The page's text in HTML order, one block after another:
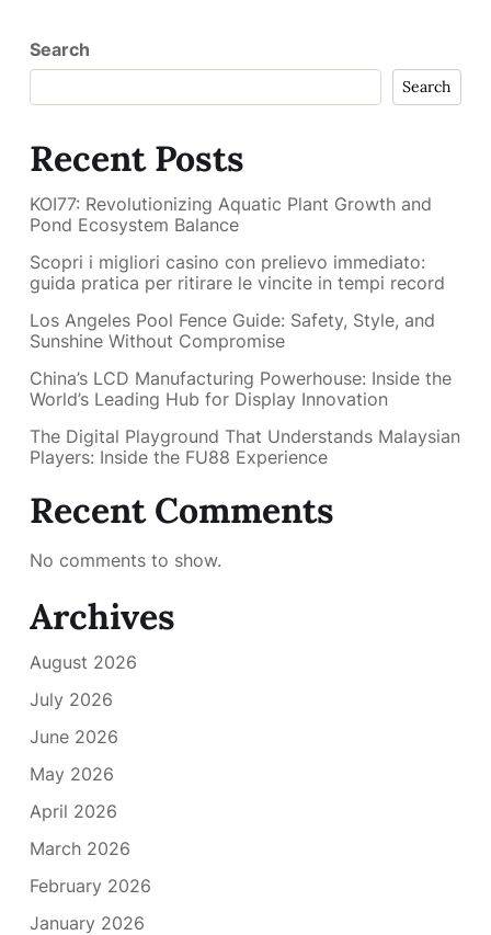
Search
Search
Recent Posts
KOI77: Revolutionizing Aquatic Plant Growth and
Pond Ecosystem Balance
Scopri i migliori casino con prelievo immediato:
guida pratica per ritirare le vincite in tempi record
Los Angeles Pool Fence Guide: Safety, Style, and
Sunshine Without Compromise
China’s LCD Manufacturing Powerhouse: Inside the
World’s Leading Hub for Display Innovation
The Digital Playground That Understands Malaysian
Players: Inside the FU88 Experience
Recent Comments
No comments to show.
Archives
August 2026
July 2026
June 2026
May 2026
April 2026
March 2026
February 2026
January 2026